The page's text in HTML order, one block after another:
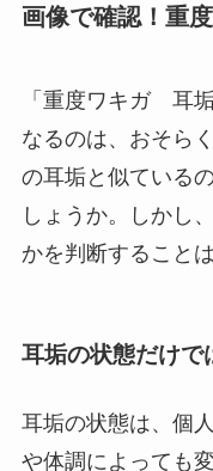
画像で確認！重
「重度ワキガ 耳
なるのは、おそら
の耳垢と似ている
しょうか。しかし
かを判断すること
耳垢の状態だけで
耳垢の状態は、個
や体調によっても